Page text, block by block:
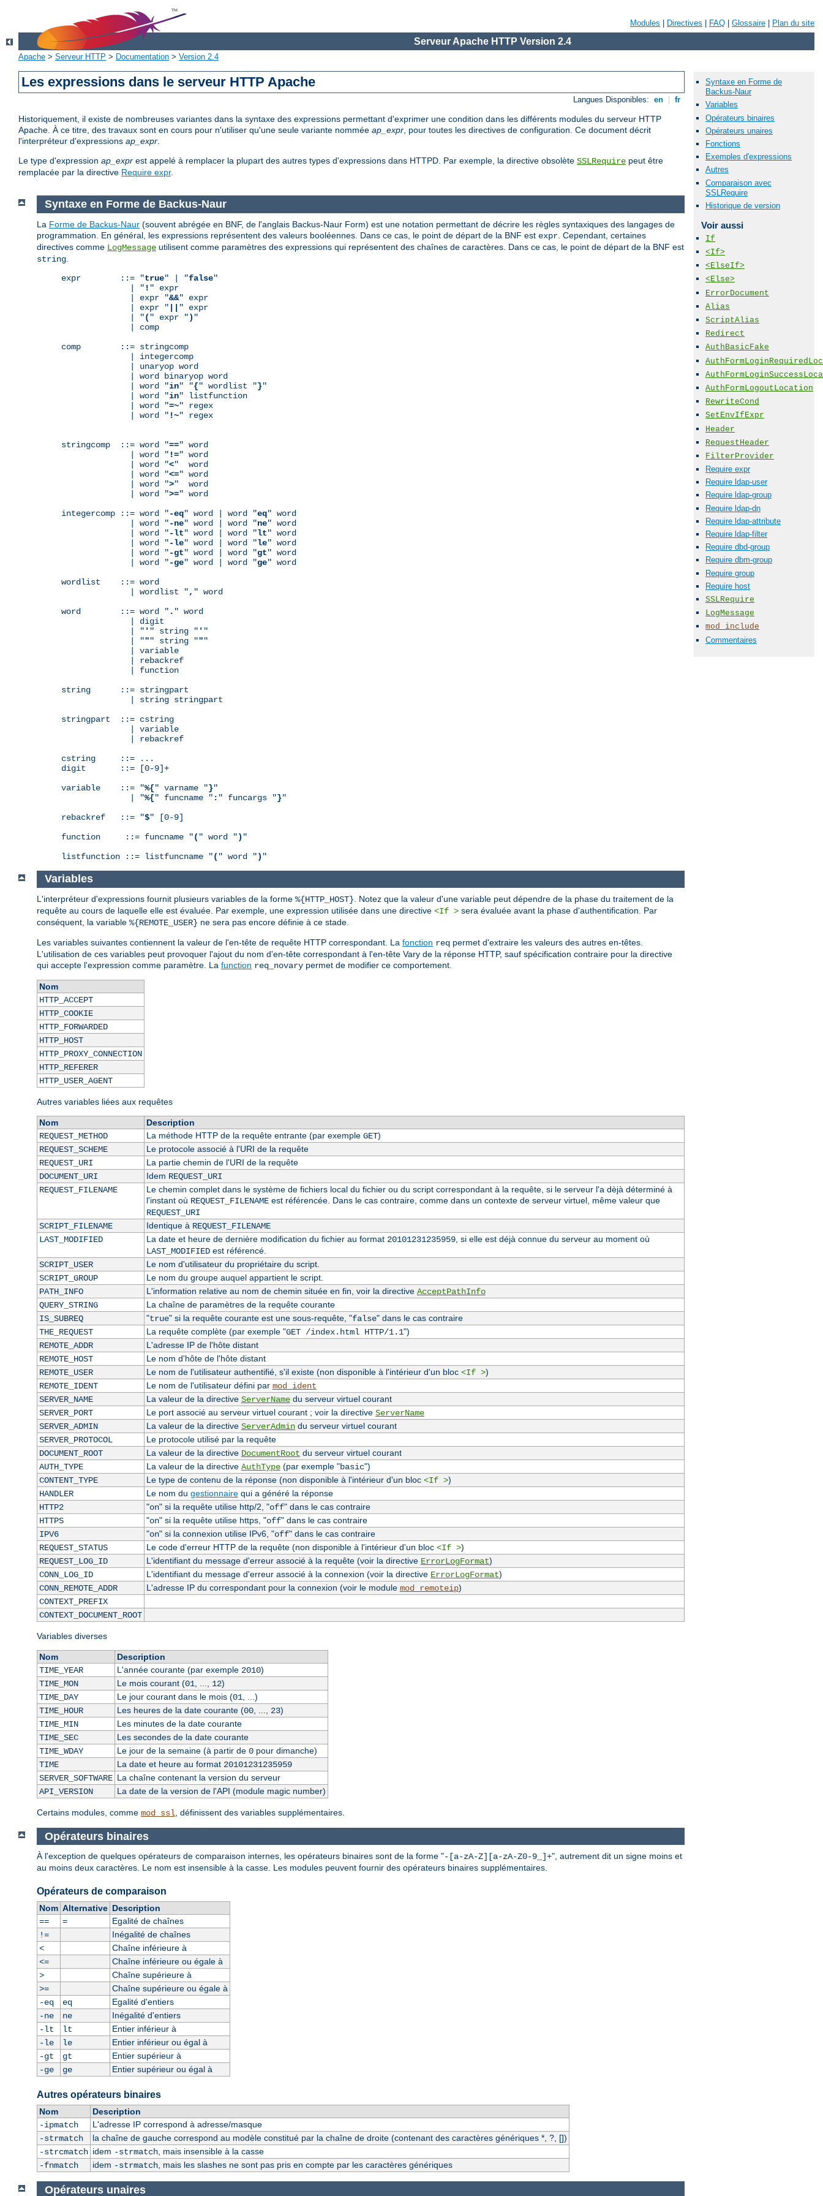
Modules Directives FAQ Glossaire Plan du site
Serveur Apache HTTP Version 2.4
Apache > Serveur HTTP > Documentation > Version 2.4
Les expressions dans le serveur HTTP Apache
Langues Disponibles: en fr
Historiquement, il existe de nombreuses variantes dans la syntaxe des expressions permettant d'exprimer une condition dans les différents modules du serveur HTTP
Apache. À ce titre, des travaux sont en cours pour n'utiliser qu'une seule variante nommée ap_expr, pour toutes les directives de configuration. Ce document décrit
l'interpréteur d'expressions ap_expr.
Le type d'expression ap_expr est appelé à remplacer la plupart des autres types d'expressions dans HTTPD. Par exemple, la directive obsolète SSLRequire peut être
remplacée par la directive Require expr.
Syntaxe en Forme de
Backus-Naur
Variables
Opérateurs binaires
Opérateurs unaires
Fonctions
Exemples d'expressions
Autres
Comparaison avec
SSLRequire
Historique de version
Voir aussi
If
<If>
<ElseIf>
<Else>
ErrorDocument
Alias
ScriptAlias
Redirect
AuthBasicFake
AuthFormLogoutLocation
RewriteCond
SetEnvIfExpr
Header
RequestHeader
FilterProvider
Require expr
Require ldap-user
Require ldap-group
Require ldap-dn
Require ldap-attribute
Require ldap-filter
Require dbd-group
Require dbm-group
Require group
Require host
SSLRequire
LogMessage
mod_include
Commentaires
Syntaxe en Forme de Backus-Naur
La Forme de Backus-Naur (souvent abrégée en BNF, de l'anglais Backus-Naur Form) est une notation permettant de décrire les règles syntaxiques des langages de
programmation. En général, les expressions représentent des valeurs booléennes. Dans ce cas, le point de départ de la BNF est expr . Cependant, certaines
directives comme LogMessage utilisent comme paramètres des expressions qui représentent des chaînes de caractères. Dans ce cas, le point de départ de la BNF est
string
expr        ::= "true" | "false"
              | "
! " expr
              | expr "
&&" expr
              | expr "
" expr
              | "
( " expr ") "
              | comp
comp        ::= stringcomp
              | integercomp
              | unaryop word
              | word binaryop word
              | word "
in" "{" wordlist "}"
              | word "
in" listfunction
              | word "
=~" regex
              | word "
!~" regex
stringcomp  ::= word "==" word
              | word "
!=" word
              | word "
<"  word
              | word "
<=" word
              | word "
>"  word
              | word "
>=" word
integercomp ::= word "-eq" word | word "eq" word
              | word "
-ne" word | word "ne" word
              | word "
-lt" word | word "lt" word
              | word "
-le" word | word "le" word
              | word "
-gt" word | word "gt" word
              | word "
-ge" word | word "ge" word
wordlist    ::= word
              | wordlist "
, " word
word        ::= word " . " word
              | digit
              | "
' " string " ' "
              | "
"" string """
              | variable
              | function
string      ::= stringpart
              | string stringpart
stringpart  ::= cstring
              | variable
cstring     ::= ...
digit       ::= [0-9]+
variable    ::= "%{" varname "}"
              | "
%{" funcname " : " funcargs "}"
rebackref   ::= "$" [0-9]
function     ::= funcname "( " word ") "
listfunction ::= listfuncname "( " word ") "
Variables
L'interpréteur d'expressions fournit plusieurs variables de la forme %{HTTP_HOST} . Notez que la valeur d'une variable peut dépendre de la phase du traitement de la
requête au cours de laquelle elle est évaluée. Par exemple, une expression utilisée dans une directive <If > sera évaluée avant la phase d'authentification. Par
conséquent, la variable %{REMOTE_USER} ne sera pas encore définie à ce stade.
Les variables suivantes contiennent la valeur de l'en-tête de requête HTTP correspondant. La fonction req permet d'extraire les valeurs des autres en-têtes.
L'utilisation de ces variables peut provoquer l'ajout du nom d'en-tête correspondant à l'en-tête Vary de la réponse HTTP, sauf spécification contraire pour la directive
qui accepte l'expression comme paramètre. La function req_novary permet de modifier ce comportement.
Nom
HTTP_ACCEPT
HTTP_COOKIE
HTTP_FORWARDED
HTTP_HOST
HTTP_PROXY_CONNECTION
HTTP_REFERER
HTTP_USER_AGENT
Autres variables liées aux requêtes
Nom
Description
REQUEST_METHOD
La méthode HTTP de la requête entrante (par exemple GET)
REQUEST_SCHEME
Le protocole associé à l'URI de la requête
REQUEST_URI
La partie chemin de l'URI de la requête
DOCUMENT_URI
Idem REQUEST_URI
REQUEST_FILENAME
Le chemin complet dans le système de fichiers local du fichier ou du script correspondant à la requête, si le serveur l'a dèjà déterminé à
l'instant où REQUEST_FILENAMEest référencée. Dans le cas contraire, comme dans un contexte de serveur virtuel, même valeur que
REQUEST_URI
SCRIPT_FILENAME
Identique à REQUEST_FILENAME
LAST_MODIFIED
La date et heure de dernière modification du fichier au format 20101231235959, si elle est déjà connue du serveur au moment où
LAST_MODIFIEDest référencé.
SCRIPT_USER
Le nom d'utilisateur du propriétaire du script.
SCRIPT_GROUP
Le nom du groupe auquel appartient le script.
PATH_INFO
L'information relative au nom de chemin située en fin, voir la directive AcceptPathInfo
QUERY_STRING
La chaîne de paramètres de la requête courante
IS_SUBREQ
"true" si la requête courante est une sous-requête, "false" dans le cas contraire
THE_REQUEST
La requête complète (par exemple "GET /index.html HTTP/1.1")
REMOTE_ADDR
L'adresse IP de l'hôte distant
REMOTE_HOST
Le nom d'hôte de l'hôte distant
REMOTE_USER
Le nom de l'utilisateur authentifié, s'il existe (non disponible à l'intérieur d'un bloc <If >)
REMOTE_IDENT
Le nom de l'utilisateur défini par mod_ident
SERVER_NAME
La valeur de la directive ServerNamedu serveur virtuel courant
SERVER_PORT
Le port associé au serveur virtuel courant ; voir la directive ServerName
SERVER_ADMIN
La valeur de la directive ServerAdmindu serveur virtuel courant
SERVER_PROTOCOL
Le protocole utilisé par la requête
DOCUMENT_ROOT
La valeur de la directive DocumentRoot du serveur virtuel courant
AUTH_TYPE
La valeur de la directive AuthType(par exemple "basic")
CONTENT_TYPE
Le type de contenu de la réponse (non disponible à l'intérieur d'un bloc <If >)
HANDLER
Le nom du gestionnairequi a généré la réponse
HTTP2
"on" si la requête utilise http/2, "off" dans le cas contraire
HTTPS
"on" si la requête utilise https, "off" dans le cas contraire
IPV6
"on" si la connexion utilise IPv6, "off" dans le cas contraire
REQUEST_STATUS
Le code d'erreur HTTP de la requête (non disponible à l'intérieur d'un bloc <If >)
REQUEST_LOG_ID
L'identifiant du message d'erreur associé à la requête (voir la directive ErrorLogFormat)
CONN_LOG_ID
L'identifiant du message d'erreur associé à la connexion (voir la directive ErrorLogFormat)
CONN_REMOTE_ADDR
L'adresse IP du correspondant pour la connexion (voir le module mod_remoteip)
CONTEXT_PREFIX
CONTEXT_DOCUMENT_ROOT
Variables diverses
Nom
Description
TIME_YEAR
L'année courante (par exemple 2010)
TIME_MON
Le mois courant (01 12)
TIME_DAY
Le jour courant dans le mois (01 , ...)
TIME_HOUR
Les heures de la date courante (00, ..., 23)
TIME_MIN
Les minutes de la date courante
TIME_SEC
Les secondes de la date courante
TIME_WDAY
Le jour de la semaine (à partir de 0pour dimanche)
TIME
La date et heure au format 20101231235959
SERVER_SOFTWARE La chaîne contenant la version du serveur
API_VERSION
La date de la version de l'API (module magic number)
Certains modules, comme mod_ssl , définissent des variables supplémentaires.
Opérateurs binaires
À l'exception de quelques opérateurs de comparaison internes, les opérateurs binaires sont de la forme "-[a-zA-Z][a-zA-Z0-9_]+", autrement dit un signe moins et
au moins deux caractères. Le nom est insensible à la casse. Les modules peuvent fournir des opérateurs binaires supplémentaires.
Opérateurs de comparaison
Nom Alternative Description
==
=
Egalité de chaînes
!=
Inégalité de chaînes
<
Chaîne inférieure à
<=
Chaîne inférieure ou égale à
>
Chaîne supérieure à
>=
Chaîne supérieure ou égale à
-eq
eq
Egalité d'entiers
-ne
ne
Inégalité d'entiers
-lt
lt
Entier inférieur à
-le
le
Entier inférieur ou égal à
-gt
gt
Entier supérieur à
-ge
ge Entier supérieur ou égal à
Autres opérateurs binaires
Nom
Description
-ipmatch
L'adresse IP correspond à adresse/masque
-strmatch
la chaîne de gauche correspond au modèle constitué par la chaîne de droite (contenant des caractères génériques *, ?, [])
-strcmatch idem -strmatch, mais insensible à la casse
-fnmatch
idem -strmatch, mais les slashes ne sont pas pris en compte par les caractères génériques
Opérateurs unaires